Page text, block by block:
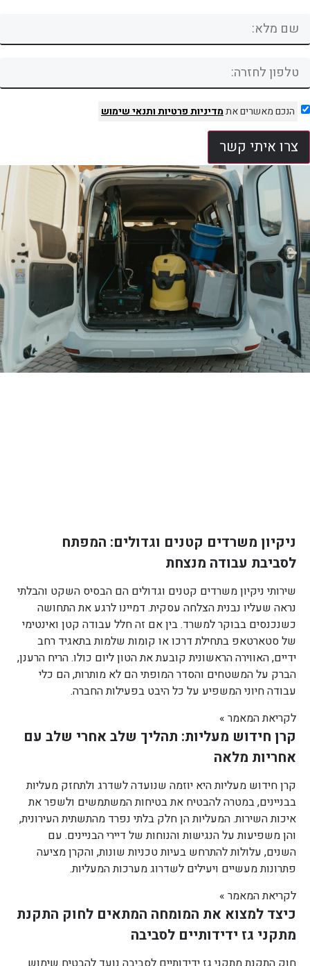
הנכם מאשרים אתמדיניות פרטיותותנאי שימוש
צרו איתי קשר
ניקיון משרדים קטנים וגדולים: המפתח
לסביבת עבודה מנצחת
שירותי ניקיון משרדים קטנים וגדולים הם הבסיס השקט והבלתי
נראה שעליו נבנית הצלחה עסקית. דמיינו לרגע את התחושה
כשנכנסים בבוקר למשרד. בין אם זה חלל עבודה קטן ואינטימי
של סטארטאפ בתחילת דרכו או קומות שלמות בתאגיד רחב
ידיים, האווירה הראשונית קובעת את הטון ליום כולו. הריח הרענן,
הברק על המשטחים והסדר המופתי הם לא מותרות, הם כלי
עבודה חיוני המשפיע על כל היבט בפעילות החברה.
לקריאת המאמר »
קרן חידוש מעליות: תהליך שלב אחרי שלב עם
אחריות מלאה
קרן חידוש מעליות היא יוזמה שנועדה לשדרג ולתחזק מעליות
בבניינים, במטרה להבטיח את בטיחות המשתמשים ולשפר את
איכות השירות. המעליות הן חלק בלתי נפרד מהתשתית העירונית,
והן משפיעות על הנגישות והנוחות של דיירי הבניינים. עם
השנים, עלולות להתרחש בעיות טכניות שונות, והקרן מציעה
פתרונות מעשיים ויעילים לשדרוג מערכות המעליות.
לקריאת המאמר »
כיצד למצוא את המומחה המתאים לחוק התקנת
מתקני גז ידידותיים לסביבה